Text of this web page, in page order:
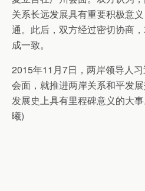
关系长远发展具有重要积极意
通。此后，双方经过密切协商
成一致。
2015年11月7日，两岸领导人
会面，就推进两岸关系和平发
发展史上具有里程碑意义的大
曦)